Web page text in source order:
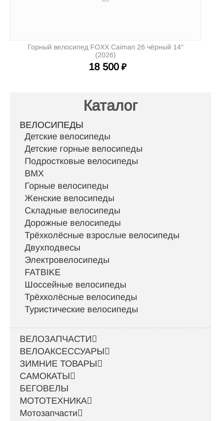
Горный велосипед FOXX Caiman 26 чёрный 14"
(2026)
18 500 ₽
Каталог
ВЕЛОСИПЕДЫ
Детские велосипеды
Детские горные велосипеды
Подростковые велосипеды
BMX
Горные велосипеды
Женские велосипеды
Складные велосипеды
Дорожные велосипеды
Трёхколёсные взрослые велосипеды
Двухподвесы
Электровелосипеды
FATBIKE
Шоссейные велосипеды
Трёхколёсные велосипеды
Туристические велосипеды
ВЕЛОЗАПЧАСТИ
ВЕЛОАКСЕССУАРЫ
ЗИМНИЕ ТОВАРЫ
САМОКАТЫ
БЕГОВЕЛЫ
МОТОТЕХНИКА
Мотозапчасти